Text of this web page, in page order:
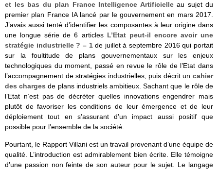
et les bas du plan France Intelligence Artificielleau sujet du
premier plan France IA lancé par le gouvernement en mars 2017.
J’avais aussi tenté d’identifier les composantes à leur origine dans
une longue série de 6 articles L’Etat peut-il encore avoir une
stratégie industrielle ? – 1de juillet à septembre 2016 qui portait
sur la foultitude de plans gouvernementaux sur les enjeux
technologiques du moment, passé en revue le rôle de l’Etat dans
l’accompagnement de stratégies industrielles, puis décrit un cahier
des charges de plans industriels ambitieux. Sachant que le rôle de
l’Etat n’est pas de décréter quelles innovations engendrer mais
plutôt de favoriser les conditions de leur émergence et de leur
déploiement tout en s’assurant d’un impact aussi positif que
possible pour l’ensemble de la société.
Pourtant, le Rapport Villani est un travail provenant d’une équipe de
qualité. L’introduction est admirablement bien écrite. Elle témoigne
d’une passion non feinte de son auteur pour le sujet. Le langage